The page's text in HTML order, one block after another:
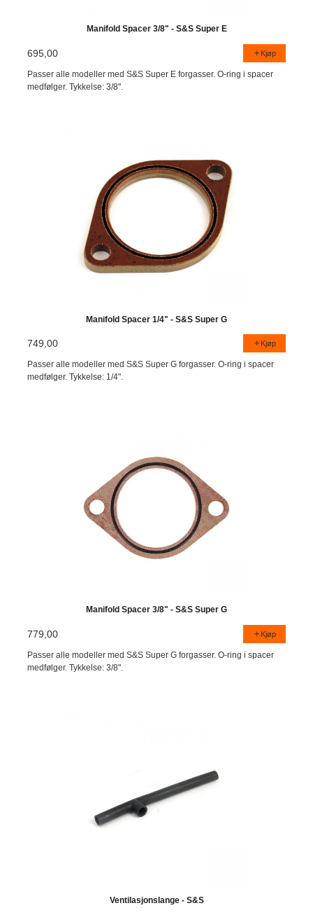
Manifold Spacer 3/8" - S&S Super E
695,00 Kjøp
Passer alle modeller med S&S Super E forgasser. O-ring i spacer
medfølger. Tykkelse: 3/8".
Manifold Spacer 1/4" - S&S Super G
749,00 Kjøp
Passer alle modeller med S&S Super G forgasser. O-ring i spacer
medfølger. Tykkelse: 1/4".
Manifold Spacer 3/8" - S&S Super G
779,00 Kjøp
Passer alle modeller med S&S Super G forgasser. O-ring i spacer
medfølger. Tykkelse: 3/8".
Ventilasjonslange - S&S